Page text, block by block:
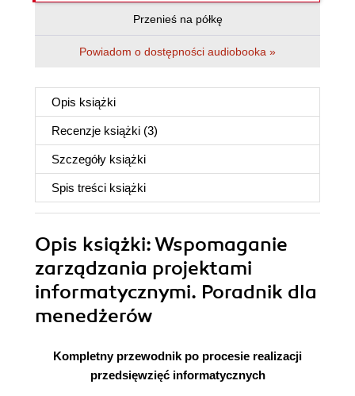
Przenieś na półkę
Powiadom o dostępności audiobooka »
Opis książki
Recenzje książki (3)
Szczegóły książki
Spis treści książki
Opis książki: Wspomaganie
zarządzania projektami
informatycznymi. Poradnik dla
menedżerów
Kompletny przewodnik po procesie realizacji
przedsięwzięć informatycznych